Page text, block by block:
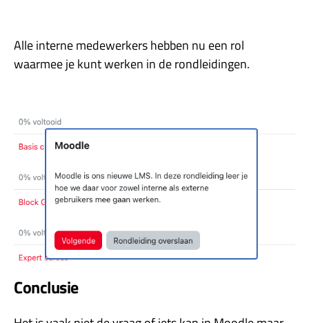
Alle interne medewerkers hebben nu een rol
waarmee je kunt werken in de rondleidingen.
Conclusie